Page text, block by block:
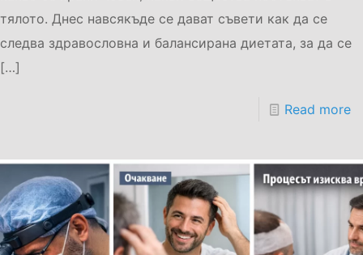
тялото. Днес навсякъде се дават съвети как да се
следва здравословна и балансирана диетата, за да се
[…]
Read more